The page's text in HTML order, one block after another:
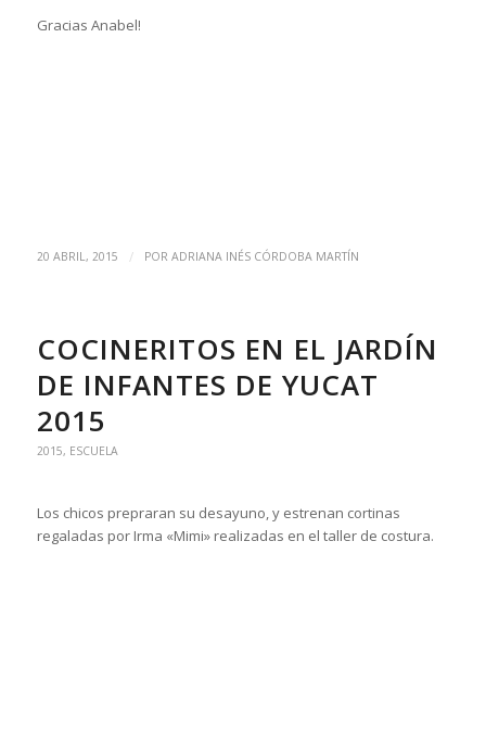
Gracias Anabel!
20 ABRIL, 2015 / POR ADRIANA INÉS CÓRDOBA MARTÍN
COCINERITOS EN EL JARDÍN
DE INFANTES DE YUCAT
2015
2015, ESCUELA
Los chicos prepraran su desayuno, y estrenan cortinas
regaladas por Irma «Mimi» realizadas en el taller de costura.